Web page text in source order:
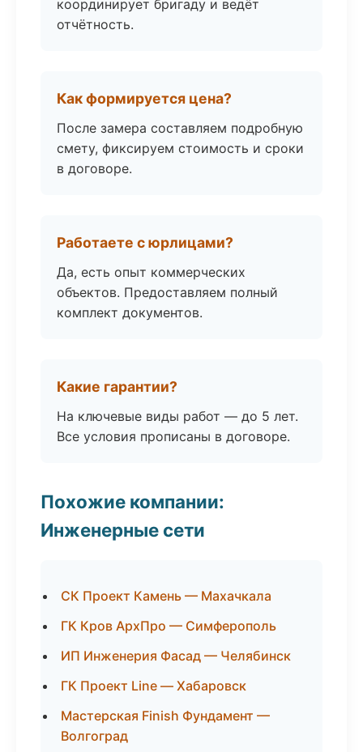
координирует бригаду и ведёт
отчётность.
Как формируется цена?
После замера составляем подробную
смету, фиксируем стоимость и сроки
в договоре.
Работаете с юрлицами?
Да, есть опыт коммерческих
объектов. Предоставляем полный
комплект документов.
Какие гарантии?
На ключевые виды работ — до 5 лет.
Все условия прописаны в договоре.
Похожие компании:
Инженерные сети
СК Проект Камень — Махачкала
ГК Кров АрхПро — Симферополь
ИП Инженерия Фасад — Челябинск
ГК Проект Line — Хабаровск
Мастерская Finish Фундамент —
Волгоград